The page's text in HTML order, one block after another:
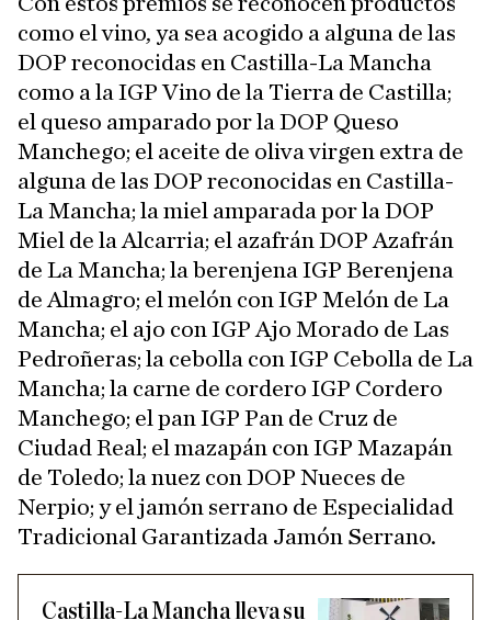
como el vino, ya sea acogido a alguna de las
DOP reconocidas en Castilla-La Mancha
como a la IGP Vino de la Tierra de Castilla;
el queso amparado por la DOP Queso
Manchego; el aceite de oliva virgen extra de
alguna de las DOP reconocidas en Castilla-
La Mancha; la miel amparada por la DOP
Miel de la Alcarria; el azafrán DOP Azafrán
de La Mancha; la berenjena IGP Berenjena
de Almagro; el melón con IGP Melón de La
Mancha; el ajo con IGP Ajo Morado de Las
Pedroñeras; la cebolla con IGP Cebolla de La
Mancha; la carne de cordero IGP Cordero
Manchego; el pan IGP Pan de Cruz de
Ciudad Real; el mazapán con IGP Mazapán
de Toledo; la nuez con DOP Nueces de
Nerpio; y el jamón serrano de Especialidad
Tradicional Garantizada Jamón Serrano.
Castilla-La Mancha lleva su